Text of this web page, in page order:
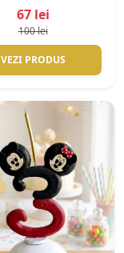
67 lei
100 lei
VEZI PRODUS